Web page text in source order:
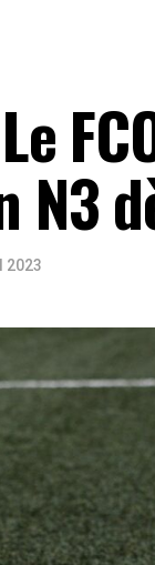
N3
2023